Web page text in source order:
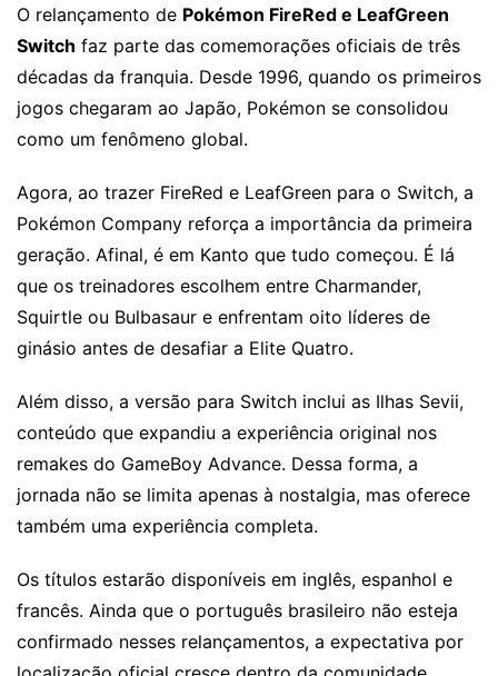
O relançamento de Pokémon FireRed e LeafGreen
Switch faz parte das comemorações oficiais de três
décadas da franquia. Desde 1996, quando os primeiros
jogos chegaram ao Japão, Pokémon se consolidou
como um fenômeno global.
Agora, ao trazer FireRed e LeafGreen para o Switch, a
Pokémon Company reforça a importância da primeira
geração. Afinal, é em Kanto que tudo começou. É lá
que os treinadores escolhem entre Charmander,
Squirtle ou Bulbasaur e enfrentam oito líderes de
ginásio antes de desafiar a Elite Quatro.
Além disso, a versão para Switch inclui as Ilhas Sevii,
conteúdo que expandiu a experiência original nos
remakes do GameBoy Advance. Dessa forma, a
jornada não se limita apenas à nostalgia, mas oferece
também uma experiência completa.
Os títulos estarão disponíveis em inglês, espanhol e
francês. Ainda que o português brasileiro não esteja
confirmado nesses relançamentos, a expectativa por